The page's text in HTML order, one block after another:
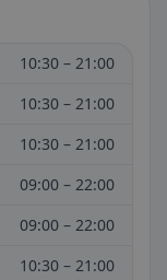
10:30 – 21:00
10:30 – 21:00
10:30 – 21:00
09:00 – 22:00
09:00 – 22:00
10:30 – 21:00